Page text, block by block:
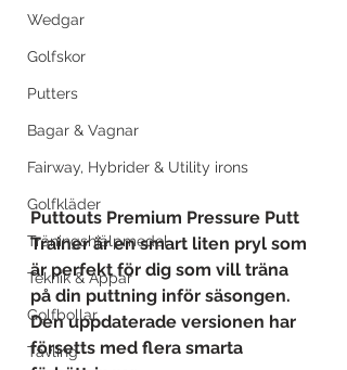
Wedgar
Golfskor
Putters
Bagar & Vagnar
Fairway, Hybrider & Utility irons
Golfkläder
Träningshjälpmedel
Teknik & Appar
Golfbollar
Tävling
Puttouts Premium Pressure Putt
Trainer är en smart liten pryl som
är perfekt för dig som vill träna
på din puttning inför säsongen.
Den uppdaterade versionen har
försetts med flera smarta